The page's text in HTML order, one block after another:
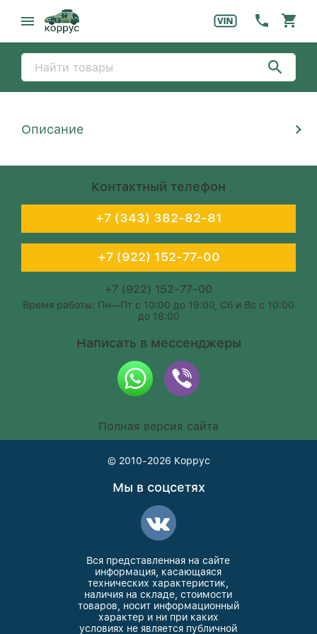
Описание
Контактный телефон
+7 (343) 382-82-81
+7 (922) 152-77-00
+7 (922) 152-77-00
Время работы: Пн—Пт с 10:00 до 19:00, Сб и Вс с 10:00
до 16:00
Написать в мессенджеры
Полная версия сайта
© 2010-2026 Коррус
Мы в соцсетях
Вся представленная на сайте
информация, касающаяся
технических характеристик,
наличия на складе, стоимости
товаров, носит информационный
характер и ни при каких
условиях не является публичной